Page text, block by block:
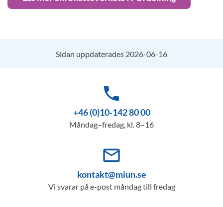
Sidan uppdaterades 2026-06-16
phone
+46 (0)10-142 80 00
Måndag–fredag, kl. 8–16
mail_outline
kontakt@miun.se
Vi svarar på e-post måndag till fredag